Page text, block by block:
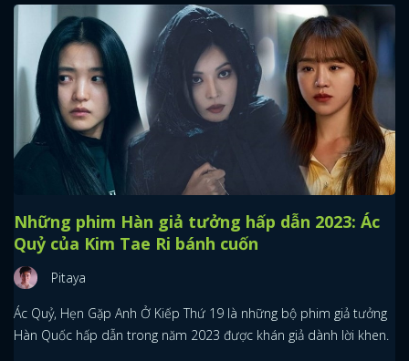
Những phim Hàn giả tưởng hấp dẫn 2023: Ác
Quỷ của Kim Tae Ri bánh cuốn
Pitaya
Ác Quỷ, Hẹn Gặp Anh Ở Kiếp Thứ 19 là những bộ phim giả tưởng
Hàn Quốc hấp dẫn trong năm 2023 được khán giả dành lời khen.